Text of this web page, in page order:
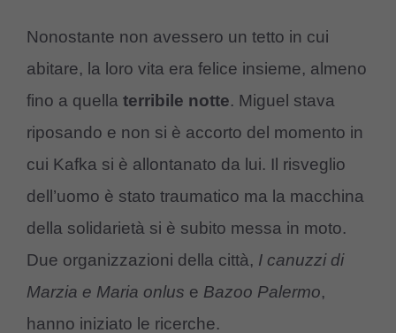
Nonostante non avessero un tetto in cui
abitare, la loro vita era felice insieme, almeno
fino a quella terribile notte. Miguel stava
riposando e non si è accorto del momento in
cui Kafka si è allontanato da lui. Il risveglio
dell’uomo è stato traumatico ma la macchina
della solidarietà si è subito messa in moto.
Due organizzazioni della città, I canuzzi di
Marzia e Maria onlus e Bazoo Palermo,
hanno iniziato le ricerche.